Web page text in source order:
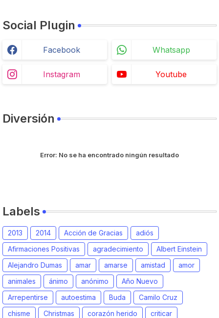
Social Plugin
Facebook Whatsapp
Instagram Youtube
Diversión
Error: No se ha encontrado ningún resultado
Labels
2013 2014 Acción de Gracias
adiós
Afirmaciones Positivas
agradecimiento
Albert Einstein
Alejandro Dumas
amar amarse amistad
amor
animales
ánimo anónimo
Año Nuevo
Arrepentirse
autoestima Buda
Camilo Cruz
chisme
Christmas corazón herido
criticar